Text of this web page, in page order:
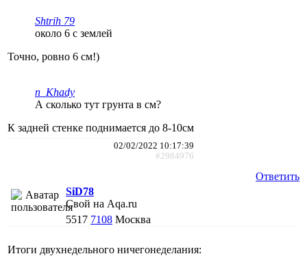
Shtrih 79
около 6 с землей
Точно, ровно 6 см!)
n_Khady
А сколько тут грунта в см?
К задней стенке поднимается до 8-10см
02/02/2022 10:17:39
#2984976
Ответить
SiD78
Свой на Aqa.ru
5517 7108 Москва
Итоги двухнедельного ничегонеделания: